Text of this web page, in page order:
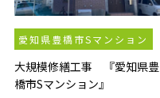
愛知県豊橋市Sマンション
大規模修繕工事 『愛知県豊
橋市Sマンション』